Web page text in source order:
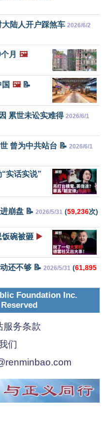
陆人开户踩煞车 2026/6/2
月 🖼️
🖼️📝
累世未讼实难得 2026/6/1
曾为中共站台 📝 2026/6/1
实话实说”
崩盘 📝 2026/5/31 (59,236次)
饭碗被砸 ▶️
还不够 📝 2026/5/31 (61,895
Foundation Inc.
服务条款
们